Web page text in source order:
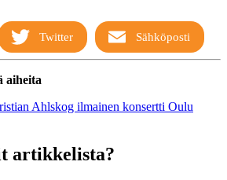
Twitter Sähköposti
aiheita
Ahlskog ilmainen konsertti Oulu
artikkelista?